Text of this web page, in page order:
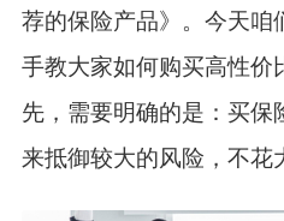
荐的保险产品》。今天咱
手教大家如何购买高性价
先，需要明确的是：买保
来抵御较大的风险，不花